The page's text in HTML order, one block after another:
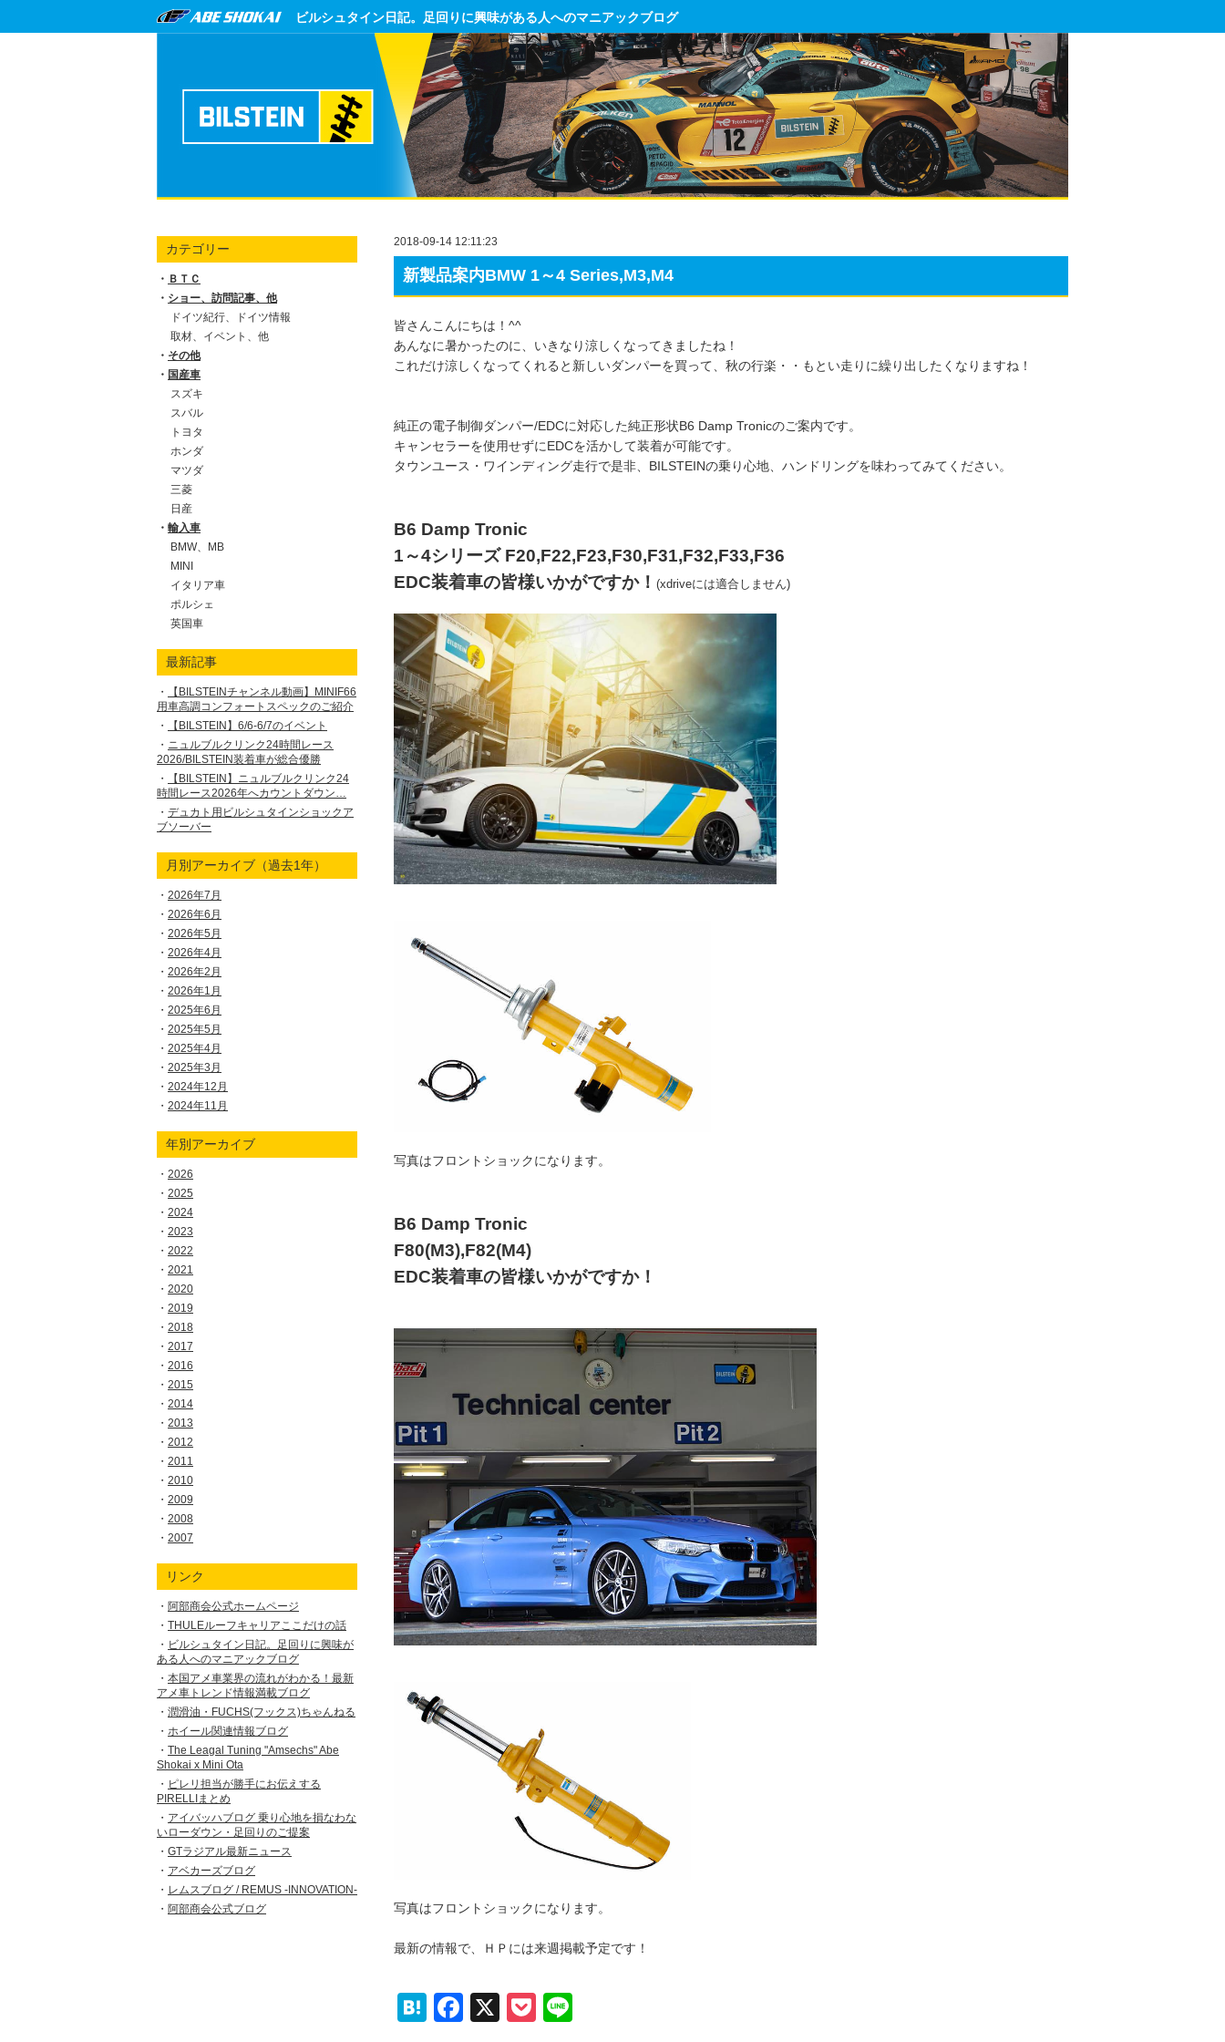
ビルシュタイン日記。足回りに興味がある人へのマニアックブログ
カテゴリー
ＢＴＣ
ショー、訪問記事、他
ドイツ紀行、ドイツ情報
取材、イベント、他
その他
国産車
スズキ
スバル
トヨタ
ホンダ
マツダ
三菱
日産
輸入車
BMW、MB
MINI
イタリア車
ポルシェ
英国車
最新記事
【BILSTEINチャンネル動画】MINIF66
用車高調コンフォートスペックのご紹介
【BILSTEIN】6/6-6/7のイベント
ニュルブルクリンク24時間レース
2026/BILSTEIN装着車が総合優勝
【BILSTEIN】ニュルブルクリンク24
時間レース2026年へカウントダウン…
デュカト用ビルシュタインショックア
ブソーバー
月別アーカイブ（過去1年）
2026年7月
2026年6月
2026年5月
2026年4月
2026年2月
2026年1月
2025年6月
2025年5月
2025年4月
2025年3月
2024年12月
2024年11月
年別アーカイブ
2026
2025
2024
2023
2022
2021
2020
2019
2018
2017
2016
2015
2014
2013
2012
2011
2010
2009
2008
2007
リンク
阿部商会公式ホームページ
THULEルーフキャリアここだけの話
ビルシュタイン日記。足回りに興味が
ある人へのマニアックブログ
本国アメ車業界の流れがわかる！最新
アメ車トレンド情報満載ブログ
潤滑油・FUCHS(フックス)ちゃんねる
ホイール関連情報ブログ
The Leagal Tuning "Amsechs" Abe
Shokai x Mini Ota
ピレリ担当が勝手にお伝えする
PIRELLIまとめ
アイバッハブログ 乗り心地を損なわな
いローダウン・足回りのご提案
GTラジアル最新ニュース
アベカーズブログ
レムスブログ / REMUS -INNOVATION-
阿部商会公式ブログ
2018-09-14 12:11:23
新製品案内BMW 1～4 Series,M3,M4
皆さんこんにちは！^^
あんなに暑かったのに、いきなり涼しくなってきましたね！
これだけ涼しくなってくれると新しいダンパーを買って、秋の行楽・・もとい走りに繰り出したくなりますね！
純正の電子制御ダンパー/EDCに対応した純正形状B6 Damp Tronicのご案内です。
キャンセラーを使用せずにEDCを活かして装着が可能です。
タウンユース・ワインディング走行で是非、BILSTEINの乗り心地、ハンドリングを味わってみてください。
B6 Damp Tronic
1～4シリーズ F20,F22,F23,F30,F31,F32,F33,F36
EDC装着車の皆様いかがですか！ (xdriveには適合しません)
写真はフロントショックになります。
B6 Damp Tronic
F80(M3),F82(M4)
EDC装着車の皆様いかがですか！
写真はフロントショックになります。
最新の情報で、ＨＰには来週掲載予定です！
Hatena
Facebook
X Pocket